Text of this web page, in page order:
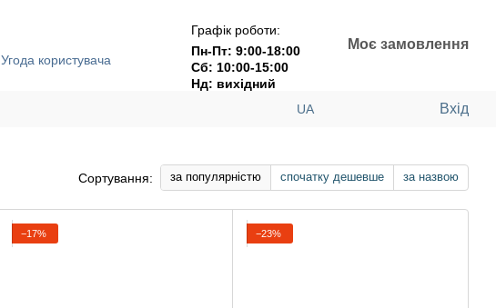
Угода користувача
Графік роботи:
Пн-Пт: 9:00-18:00
Сб: 10:00-15:00
Нд: вихідний
Моє замовлення
UA Вхід
Сортування: за популярністю спочатку дешевше за назвою
−17% −23%